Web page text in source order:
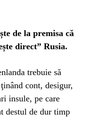
de la premisa că
direct” Rusia.
trebuie să
cont, desigur,
insule, pe care
destul de dur timp